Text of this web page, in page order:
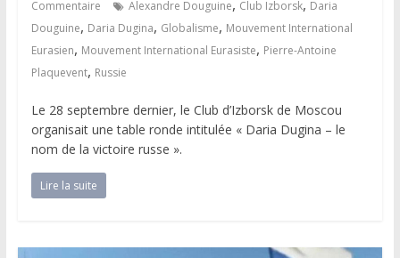
Commentaire
Alexandre Douguine, Club Izborsk, Daria
Douguine, Daria Dugina, Globalisme, Mouvement International
Eurasien, Mouvement International Eurasiste, Pierre-Antoine
Plaquevent, Russie
Le 28 septembre dernier, le Club d’Izborsk de Moscou
organisait une table ronde intitulée « Daria Dugina – le
nom de la victoire russe ».
Lire la suite